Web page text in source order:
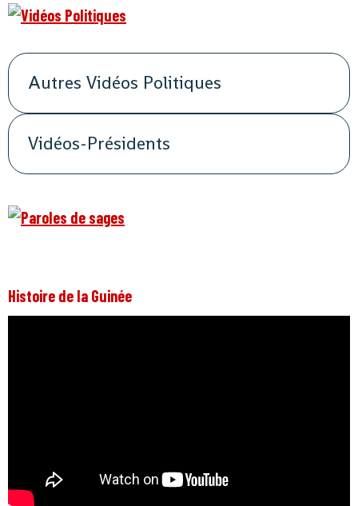
Autres Vidéos Politiques
Vidéos-Présidents
Histoire de la Guinée